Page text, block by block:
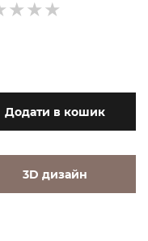
Додати в кошик
3D дизайн